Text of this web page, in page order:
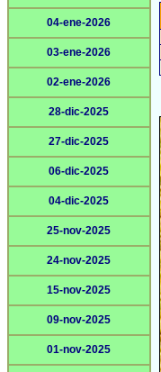
04-ene-2026
03-ene-2026
02-ene-2026
28-dic-2025
27-dic-2025
06-dic-2025
04-dic-2025
25-nov-2025
24-nov-2025
15-nov-2025
09-nov-2025
01-nov-2025